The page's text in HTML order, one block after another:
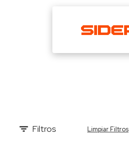
Filtros Limpiar Filtros